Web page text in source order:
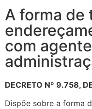
A forma de
com
DECRETO Nº 9.758,
Dispõe sobre a forma